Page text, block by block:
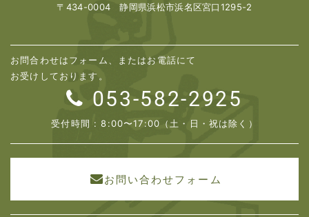
〒434-0004 静岡県浜松市浜名区宮口1295-2
お問合わせはフォーム、またはお電話にて
お受けしております。
053-582-2925
受付時間 : 8:00〜17:00（土・日・祝は除く）
お問い合わせフォーム